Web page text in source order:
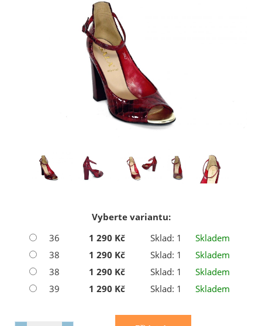
Vyberte variantu:
36
1 290 Kč Sklad: 1
Skladem
38
1 290 Kč Sklad: 1
Skladem
38
1 290 Kč Sklad: 1
Skladem
39
1 290 Kč Sklad: 1 Skladem